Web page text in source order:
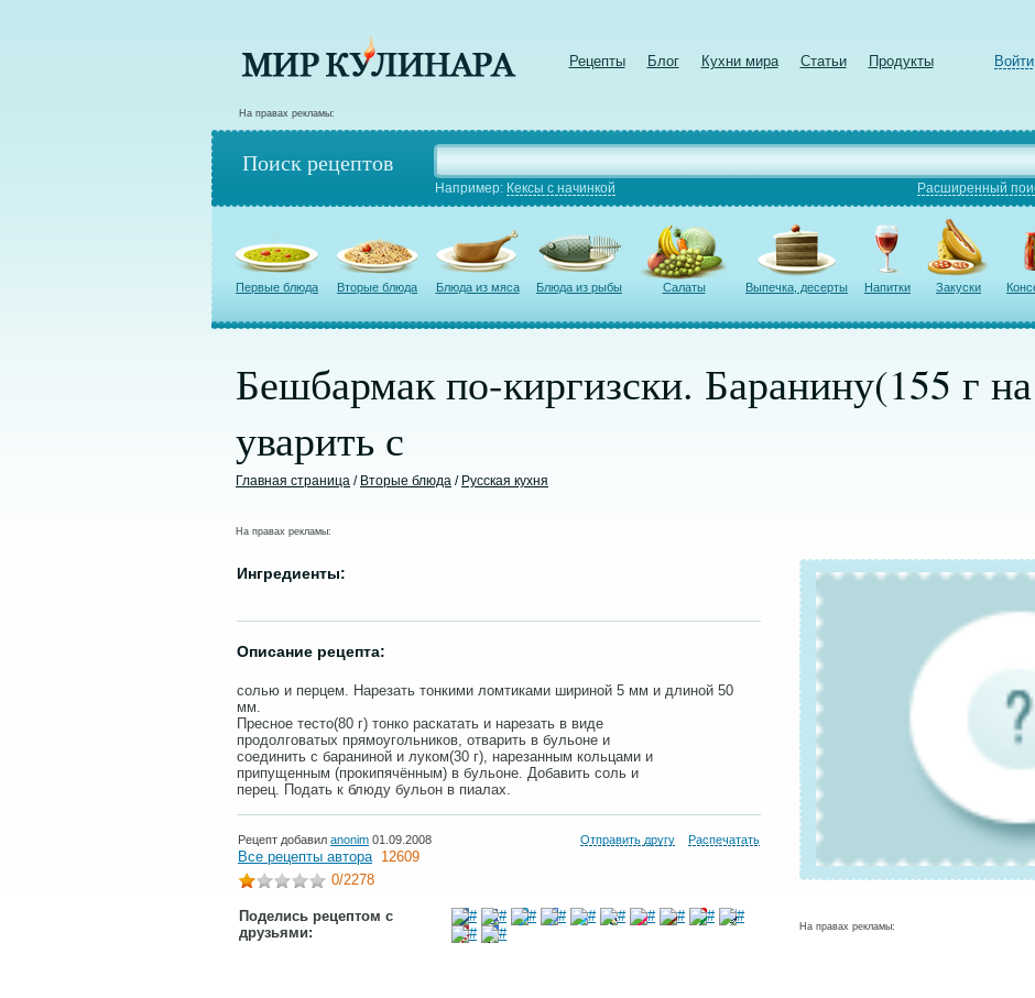
Рецепты Блог Кухни мира Статьи Продукты Войти
На правах рекламы:
Поиск рецептов
Например: Кексы с начинкой Расширенный
Первые блюда Вторые блюда Блюда из мяса Блюда из рыбы Салаты Выпечка, десерты Напитки Закуски
Бешбармак по-киргизски. Баранину(155 г
уварить с
Главная страница / Вторые блюда / Русская кухня
На правах рекламы:
Ингредиенты:
Описание рецепта:
солью и перцем. Нарезать тонкими ломтиками шириной 5 мм и длиной 50
мм.
Пресное тесто(80 г) тонко раскатать и нарезать в виде
продолговатых прямоугольников, отварить в бульоне и
соединить с бараниной и луком(30 г), нарезанным кольцами и
припущенным (прокипячённым) в бульоне. Добавить соль и
перец. Подать к блюду бульон в пиалах.
Рецепт добавил anonim 01.09.2008 Отправить другу Распечатать
Все рецепты автора 12609
0/2278
Поделись рецептом с
друзьями:
На правах рекламы: